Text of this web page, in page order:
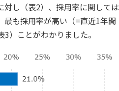
し（表2）、採用率に関しては
最も採用率が高い（=直近1年間
）ことがわかりました。